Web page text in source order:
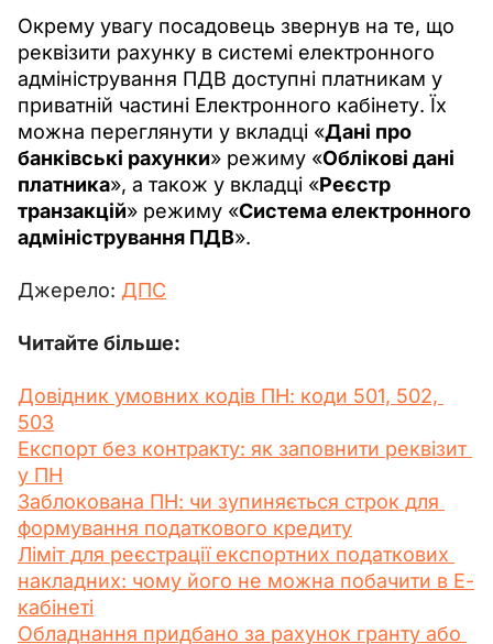
Окрему увагу посадовець звернув на те, що
реквізити рахунку в системі електронного
адміністрування ПДВ доступні платникам у
приватній частині Електронного кабінету. Їх
можна переглянути у вкладці «Дані про
банківські рахунки» режиму «Облікові дані
платника», а також у вкладці «Реєстр
транзакцій» режиму «Система електронного
адміністрування ПДВ».
Джерело: ДПС
Читайте більше:
Довідник умовних кодів ПН: коди 501, 502,
503
Експорт без контракту: як заповнити реквізит
у ПН
Заблокована ПН: чи зупиняється строк для
формування податкового кредиту
Ліміт для реєстрації експортних податкових
накладних: чому його не можна побачити в Е-
кабінеті
Обладнання придбано за рахунок гранту або